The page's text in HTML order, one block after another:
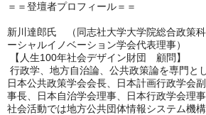
＝＝登壇者プロフィール＝＝
新川達郎氏 （同志社大学大学院総合政策
ーシャルイノベーション学会代表理事）
【人生100年社会デザイン財団 顧問】
行政学、地方自治論、公共政策論を専門とし
日本公共政策学会会長、日本計画行政学会
事長、日本自治学会理事、日本行政学会理
社会活動では地方公共団体情報システム機